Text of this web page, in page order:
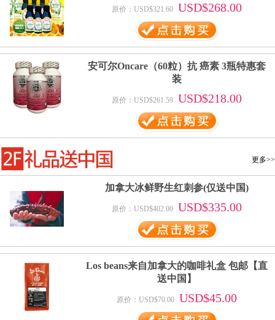
原价：USD$321.60 USD$268.00
安可尔Oncare（60粒）抗 癌素 3瓶特惠套
装
原价：USD$261.59 USD$218.00
更多>>
加拿大冰鲜野生红刺参(仅送中国)
原价：USD$402.00 USD$335.00
Los beans来自加拿大的咖啡礼盒 包邮【直
送中国】
原价：USD$70.00 USD$45.00